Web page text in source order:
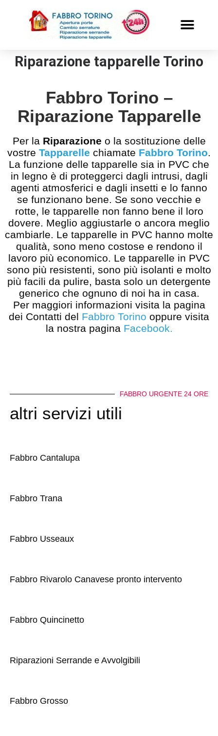
Riparazione tapparelle Torino
Fabbro Torino –
Riparazione Tapparelle
Per la Riparazione o la sostituzione delle
vostre Tapparelle chiamate Fabbro Torino.
La funzione delle tapparelle sia in PVC che
in legno è di proteggerci dagli intrusi, dagli
agenti atmosferici e dagli insetti e lo fanno
se funzionano bene. Se sono vecchie e
rotte, le tapparelle non fanno bene il loro
dovere. Meglio aggiustarle o ancora meglio
cambiarle. Le tapparelle in PVC hanno molte
qualità, sono meno costose e rendono il
lavoro più economico. Le tapparelle in PVC
sono più resistenti, sono più isolanti e molto
più facili da pulire, basta solo un detergente
generico che ognuno di noi ha in casa.
Per maggiori informazioni visita la pagina
dei Contatti del Fabbro Torino oppure visita
la nostra pagina Facebook.
FABBRO URGENTE 24 ORE
altri servizi utili
Fabbro Cantalupa
Fabbro Trana
Fabbro Usseaux
Fabbro Rivarolo Canavese pronto intervento
Fabbro Quincinetto
Riparazioni Serrande e Avvolgibili
Fabbro Grosso